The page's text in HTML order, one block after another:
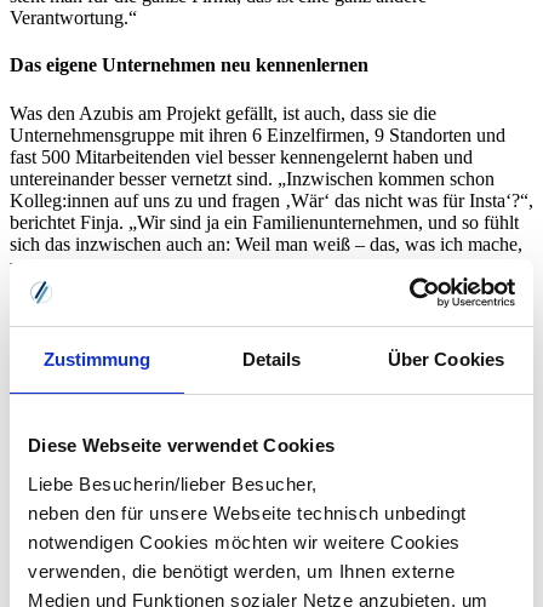
Zustimmung Details Über Cookies
Diese Webseite verwendet Cookies
Liebe Besucherin/lieber Besucher,
neben den für unsere Webseite technisch unbedingt
notwendigen Cookies möchten wir weitere Cookies
verwenden, die benötigt werden, um Ihnen externe
Medien und Funktionen sozialer Netze anzubieten, um
Verantwortung.“
Das eigene Unternehmen neu kennenlernen
Was den Azubis am Projekt gefällt, ist auch, dass sie die
Unternehmensgruppe mit ihren 6 Einzelfirmen, 9 Standorten und
fast 500 Mitarbeitenden viel besser kennengelernt haben und
untereinander besser vernetzt sind. „Inzwischen kommen schon
Kolleg:innen auf uns zu und fragen ‚Wär‘ das nicht was für Insta‘?“,
berichtet Finja. „Wir sind ja ein Familienunternehmen, und so fühlt
sich das inzwischen auch an: Weil man weiß – das, was ich mache,
wird wirklich wahrgenommen!“
Digitalisierung - das ist VRG. Wir machen den Alltag unserer
oder Druck, IT und Cloud. Mit eigener Software-Entwicklung und
Menschen an Bord, die auch für die Zukunft ganz viele Ideen
haben, wie digital persönlich bleibt.
Mehr über uns erfahren